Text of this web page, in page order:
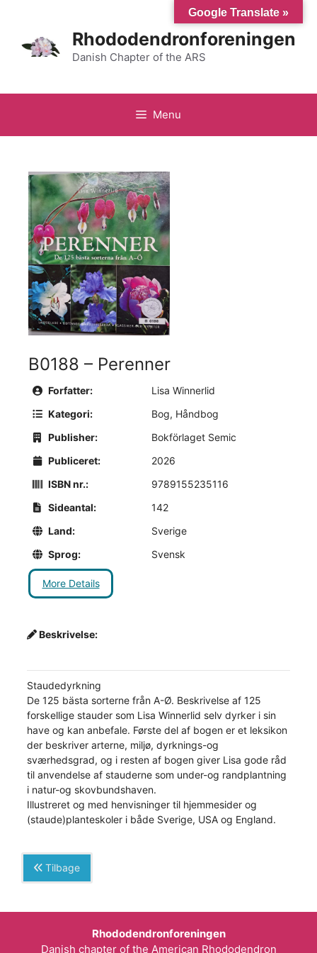
indhold
Rhododendronforeningen
Danish Chapter of the ARS
Menu
B0188 – Perenner
Forfatter:
Lisa Winnerlid
Kategori:
Bog, Håndbog
Publisher:
Bokförlaget Semic
Publiceret:
2026
ISBN nr.:
9789155235116
Sideantal:
142
Land:
Sverige
Sprog:
Svensk
More Details
Beskrivelse:
Staudedyrkning
De 125 bästa sorterne från A-Ø. Beskrivelse af 125
forskellige stauder som Lisa Winnerlid selv dyrker i sin
have og kan anbefale. Første del af bogen er et leksikon
der beskriver arterne, miljø, dyrknings-og
sværhedsgrad, og i resten af bogen giver Lisa gode råd
til anvendelse af stauderne som under-og randplantning
i natur-og skovbundshaven.
Illustreret og med henvisninger til hjemmesider og
(staude)planteskoler i både Sverige, USA og England.
Tilbage
Rhododendronforeningen
Danish chapter of the American Rhododendron
Google Translate »